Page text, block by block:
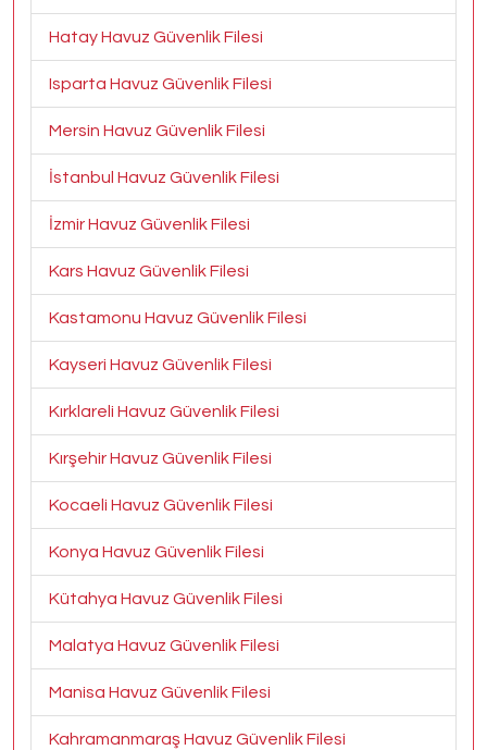
Hatay Havuz Güvenlik Filesi
Isparta Havuz Güvenlik Filesi
Mersin Havuz Güvenlik Filesi
İstanbul Havuz Güvenlik Filesi
İzmir Havuz Güvenlik Filesi
Kars Havuz Güvenlik Filesi
Kastamonu Havuz Güvenlik Filesi
Kayseri Havuz Güvenlik Filesi
Kırklareli Havuz Güvenlik Filesi
Kırşehir Havuz Güvenlik Filesi
Kocaeli Havuz Güvenlik Filesi
Konya Havuz Güvenlik Filesi
Kütahya Havuz Güvenlik Filesi
Malatya Havuz Güvenlik Filesi
Manisa Havuz Güvenlik Filesi
Kahramanmaraş Havuz Güvenlik Filesi